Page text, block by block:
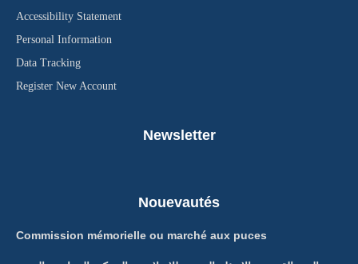
Accessibility Statement
Personal Information
Data Tracking
Register New Account
Newsletter
Nouevautés
Commission mémorielle ou marché aux puces